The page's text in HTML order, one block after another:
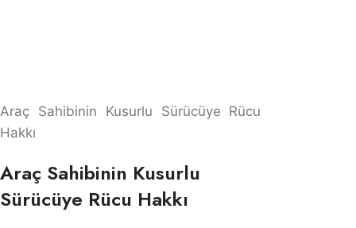
yapmam halinde trafik sigortası geçerli olur
mu?
Evet, araç sigortası aracı kimin kullandığından bağımsız
olarak geçerlidir. Ancak sürücünün ehliyetsiz veya